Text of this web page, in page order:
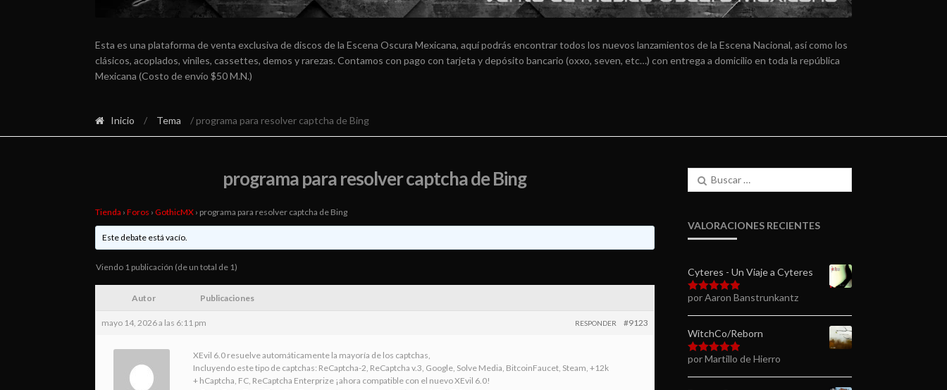
Esta es una plataforma de venta exclusiva de discos de la Escena Oscura Mexicana, aquí podrás encontrar todos los nuevos lanzamientos de la Escena Nacional, así como los
clásicos, acoplados, viniles, cassettes, demos y rarezas. Contamos con pago con tarjeta y depósito bancario (oxxo, seven, etc…) con entrega a domicilio en toda la república
Mexicana (Costo de envío $50 M.N.)
Inicio / Tema / programa para resolver captcha de Bing
programa para resolver captcha de Bing
Tienda › Foros › GothicMX › programa para resolver captcha de Bing
Este debate está vacío.
Viendo 1 publicación (de un total de 1)
Autor Publicaciones
mayo 14, 2026 a las 6:11 pm #9123
RESPONDER
XEvil 6.0 resuelve automáticamente la mayoría de los captchas,
Incluyendo este tipo de captchas: ReCaptcha-2, ReCaptcha v.3, Google, Solve Media, BitcoinFaucet, Steam, +12k
+ hCaptcha, FC, ReCaptcha Enterprize ¡ahora compatible con el nuevo XEvil 6.0!
Buscar:
VALORACIONES RECIENTES
Cyteres - Un Viaje a Cyteres
Valorado en
por Aaron Banstrunkantz
WitchCo/Reborn
Valorado en
por Martillo de Hierro